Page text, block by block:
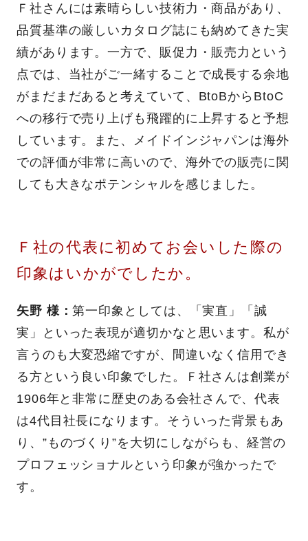
Ｆ社さんには素晴らしい技術力・商品があり、
品質基準の厳しいカタログ誌にも納めてきた実
績があります。一方で、販促力・販売力という
点では、当社がご一緒することで成長する余地
がまだまだあると考えていて、BtoBからBtoC
への移行で売り上げも飛躍的に上昇すると予想
しています。また、メイドインジャパンは海外
での評価が非常に高いので、海外での販売に関
しても大きなポテンシャルを感じました。
Ｆ社の代表に初めてお会いした際の
印象はいかがでしたか。
矢野 様：第一印象としては、「実直」「誠
実」といった表現が適切かなと思います。私が
言うのも大変恐縮ですが、間違いなく信用でき
る方という良い印象でした。Ｆ社さんは創業が
1906年と非常に歴史のある会社さんで、代表
は4代目社長になります。そういった背景もあ
り、”ものづくり”を大切にしながらも、経営の
プロフェッショナルという印象が強かったで
す。